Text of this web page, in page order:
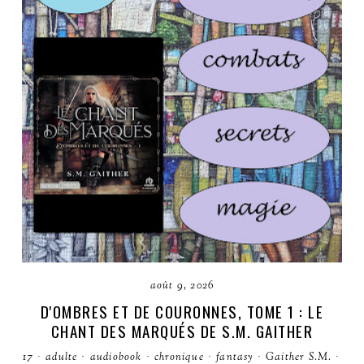
août 9, 2026
D'OMBRES ET DE COURONNES, TOME 1 : LE
CHANT DES MARQUÉS DE S.M. GAITHER
17 · adulte · audiobook · chronique · fantasy · Gaither S.M. ·